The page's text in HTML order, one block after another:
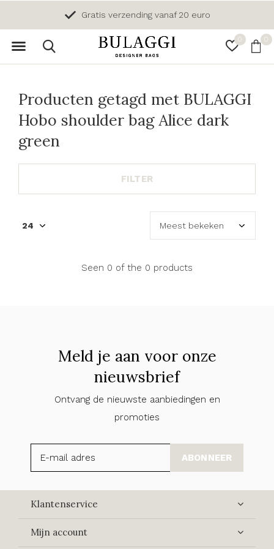
0 0
Gratis verzending vanaf 20 euro
Producten getagd met BULAGGI
Hobo shoulder bag Alice dark
green
FILTER
Seen 0 of the 0 products
Meld je aan voor onze
nieuwsbrief
Ontvang de nieuwste aanbiedingen en
promoties
ABONNEER
Klantenservice
Mijn account